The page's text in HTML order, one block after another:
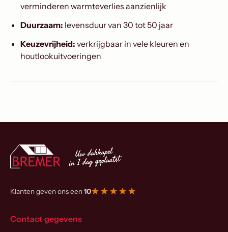
verminderen warmteverlies aanzienlijk
Duurzaam: levensduur van 30 tot 50 jaar
Keuzevrijheid: verkrijgbaar in vele kleuren en
houtlookuitvoeringen
Klanten geven ons een10
Contact gegevens